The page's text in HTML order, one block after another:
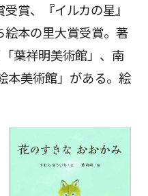
賞、『イルカの星』
絵本の里大賞受賞。著
葉祥明美術館」、南
本美術館」がある。絵